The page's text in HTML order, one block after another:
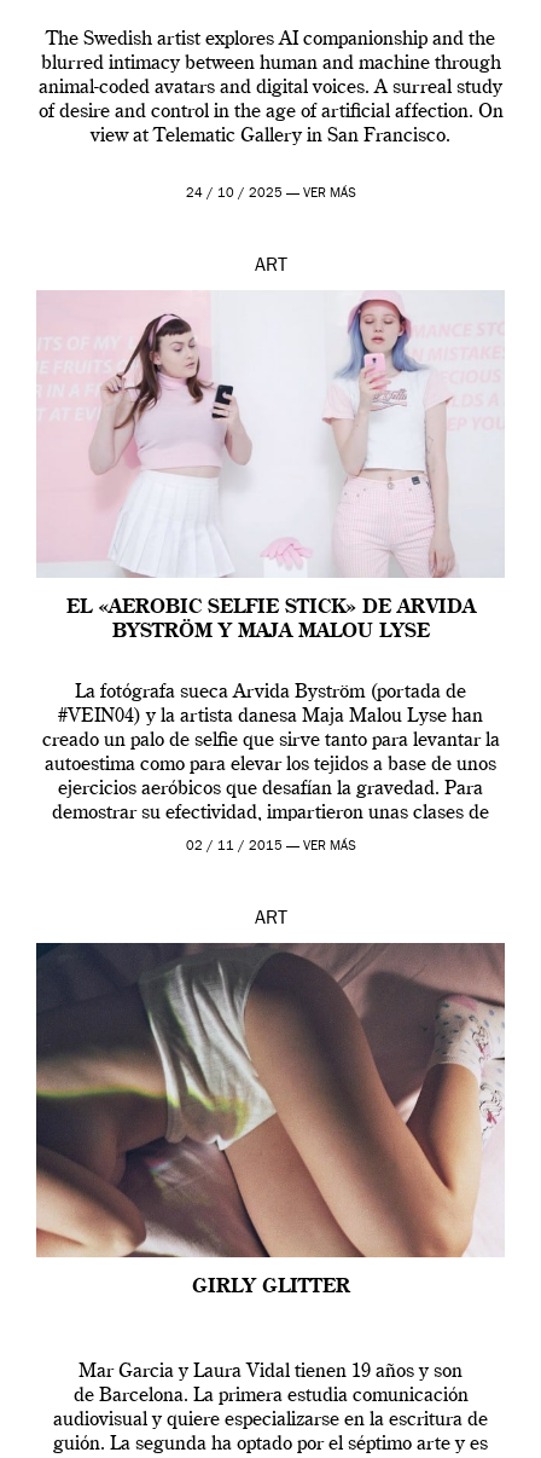
The Swedish artist explores AI companionship and the
blurred intimacy between human and machine through
animal-coded avatars and digital voices. A surreal study
of desire and control in the age of artificial affection. On
view at Telematic Gallery in San Francisco.
24 / 10 / 2025 — VER MÁS
ART
EL «AEROBIC SELFIE STICK» DE ARVIDA
BYSTRÖM Y MAJA MALOU LYSE
La fotógrafa sueca Arvida Byström (portada de
#VEIN04) y la artista danesa Maja Malou Lyse han
creado un palo de selfie que sirve tanto para levantar la
autoestima como para elevar los tejidos a base de unos
ejercicios aeróbicos que desafían la gravedad. Para
demostrar su efectividad, impartieron unas clases de
prueba en el Tate […]
02 / 11 / 2015 — VER MÁS
ART
GIRLY GLITTER
Mar Garcia y Laura Vidal tienen 19 años y son
de Barcelona. La primera estudia comunicación
audiovisual y quiere especializarse en la escritura de
guión. La segunda ha optado por el séptimo arte y es